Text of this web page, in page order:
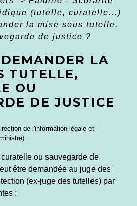
(tutelle, curatelle...)
la mise sous tutelle,
de justice ?
LA
TUTELLE,
OU
DE JUSTICE
de l'information légale et
ou sauvegarde de
être demandée au juge des
(ex-juge des tutelles) par
: